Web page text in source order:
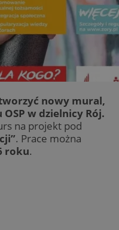
nowy mural,
w dzielnicy Rój.
na projekt pod
. Prace można
roku.